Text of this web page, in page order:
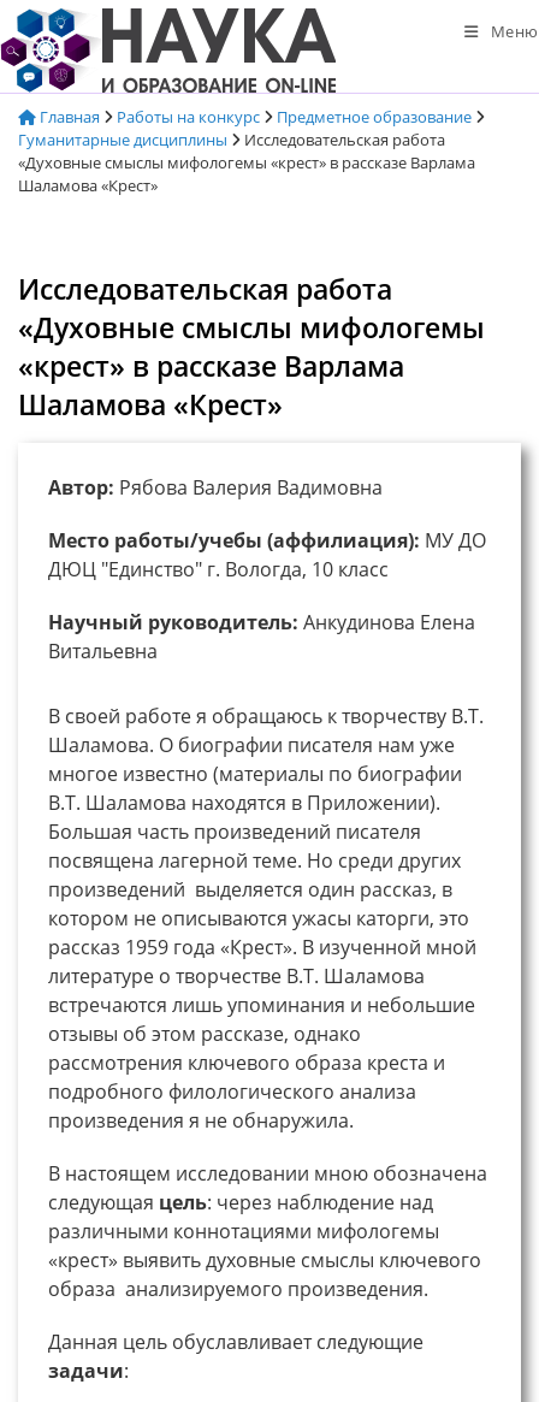
Перейти
к
содержимому
Меню
Главная Работы на конкурс
Предметное образование
Гуманитарные дисциплины
Исследовательская работа
«Духовные смыслы мифологемы «крест» в рассказе Варлама
Шаламова «Крест»
Исследовательская работа
«Духовные смыслы мифологемы
«крест» в рассказе Варлама
Шаламова «Крест»
Автор: Рябова Валерия Вадимовна
Место работы/учебы (аффилиация): МУ ДО
ДЮЦ "Единство" г. Вологда, 10 класс
Научный руководитель: Анкудинова Елена
Витальевна
В своей работе я обращаюсь к творчеству В.Т.
Шаламова. О биографии писателя нам уже
многое известно (материалы по биографии
В.Т. Шаламова находятся в Приложении).
Большая часть произведений писателя
посвящена лагерной теме. Но среди других
произведений выделяется один рассказ, в
котором не описываются ужасы каторги, это
рассказ 1959 года «Крест». В изученной мной
литературе о творчестве В.Т. Шаламова
встречаются лишь упоминания и небольшие
отзывы об этом рассказе, однако
рассмотрения ключевого образа креста и
подробного филологического анализа
произведения я не обнаружила.
В настоящем исследовании мною обозначена
следующая цель: через наблюдение над
различными коннотациями мифологемы
«крест» выявить духовные смыслы ключевого
образа анализируемого произведения.
Данная цель обуславливает следующие
задачи: